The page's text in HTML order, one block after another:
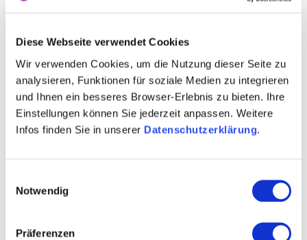
Diese Webseite verwendet Cookies
Wir verwenden Cookies, um die Nutzung dieser Seite zu
analysieren, Funktionen für soziale Medien zu integrieren
und Ihnen ein besseres Browser-Erlebnis zu bieten. Ihre
Einstellungen können Sie jederzeit anpassen. Weitere
Infos finden Sie in unserer Datenschutzerklärung.
Notwendig
Präferenzen
Lagerverwaltung